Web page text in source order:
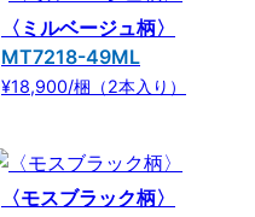
〈ミルベージュ柄〉
MT7218-49ML
¥18,900/梱（2本入り）
〈モスブラック柄〉